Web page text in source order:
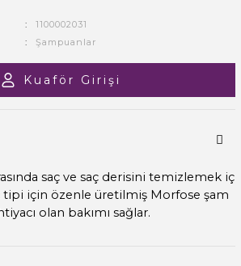
1100002031
Şampuanlar
Kuaför Girişi
saç ve saç derisini temizlemek iç
tipi için özenle üretilmiş Morfose şam
olan bakımı sağlar.